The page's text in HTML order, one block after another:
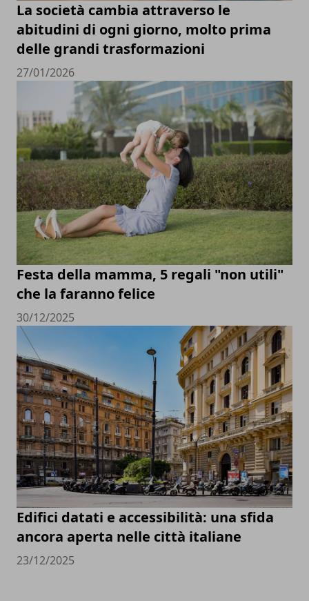
La società cambia attraverso le
abitudini di ogni giorno, molto prima
delle grandi trasformazioni
27/01/2026
Festa della mamma, 5 regali "non utili"
che la faranno felice
30/12/2025
Edifici datati e accessibilità: una sfida
ancora aperta nelle città italiane
23/12/2025